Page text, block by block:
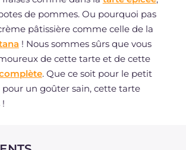
de pommes. Ou pourquoi pas
pâtissière comme celle de la
! Nous sommes sûrs que vous
de cette tarte et de cette
. Que ce soit pour le petit
un goûter sain, cette tarte